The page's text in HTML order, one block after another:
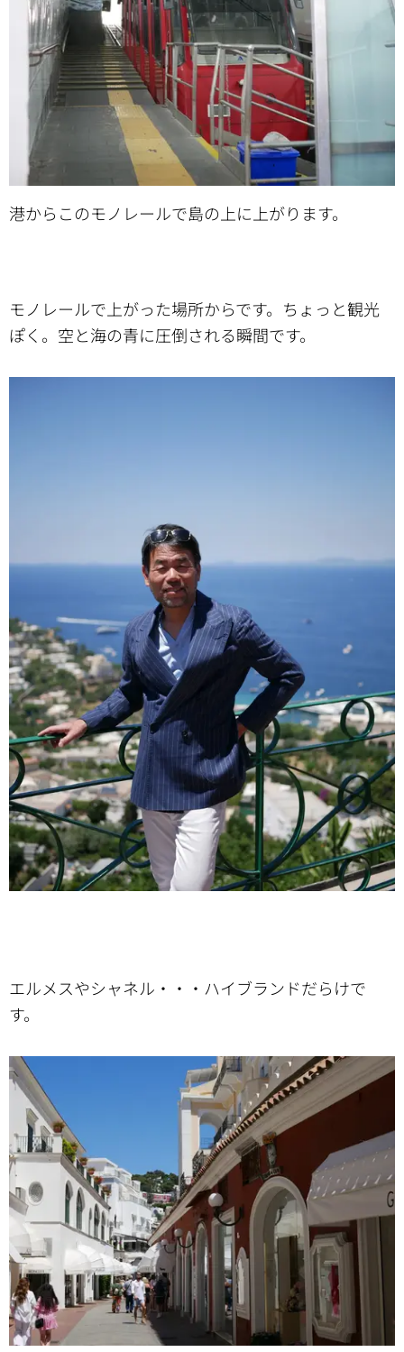
港からこのモノレールで島の上に上がります。
モノレールで上がった場所からです。ちょっと観光
ぽく。空と海の青に圧倒される瞬間です。
エルメスやシャネル・・・ハイブランドだらけで
す。